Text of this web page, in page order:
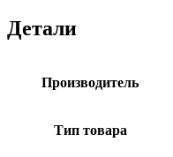
Детали
Производитель
Тип товара